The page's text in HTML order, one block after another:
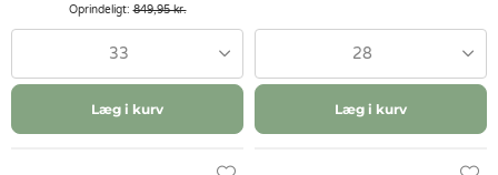
Oprindeligt:849,95 kr.
33
Læg i kurv
28
Læg i kurv